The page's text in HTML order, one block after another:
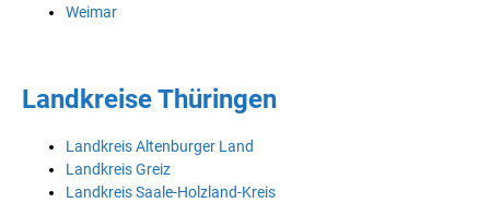
Weimar
Landkreise Thüringen
Landkreis Altenburger Land
Landkreis Greiz
Landkreis Saale-Holzland-Kreis